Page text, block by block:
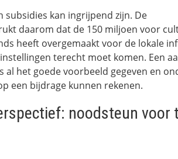
subsidies kan ingrijpend zijn. De
daarom dat de 150 miljoen voor
heeft overgemaakt voor de lokale
terecht moet komen. Een
al het goede voorbeeld gegeven en
een bijdrage kunnen rekenen.
noodsteun voor